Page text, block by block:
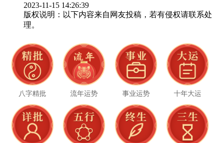
2023-11-15 14:26:39
版权说明：以下内容来自网友投稿，若有侵权请联系处
理。
八字精批 流年运势 事业运势 十年大运